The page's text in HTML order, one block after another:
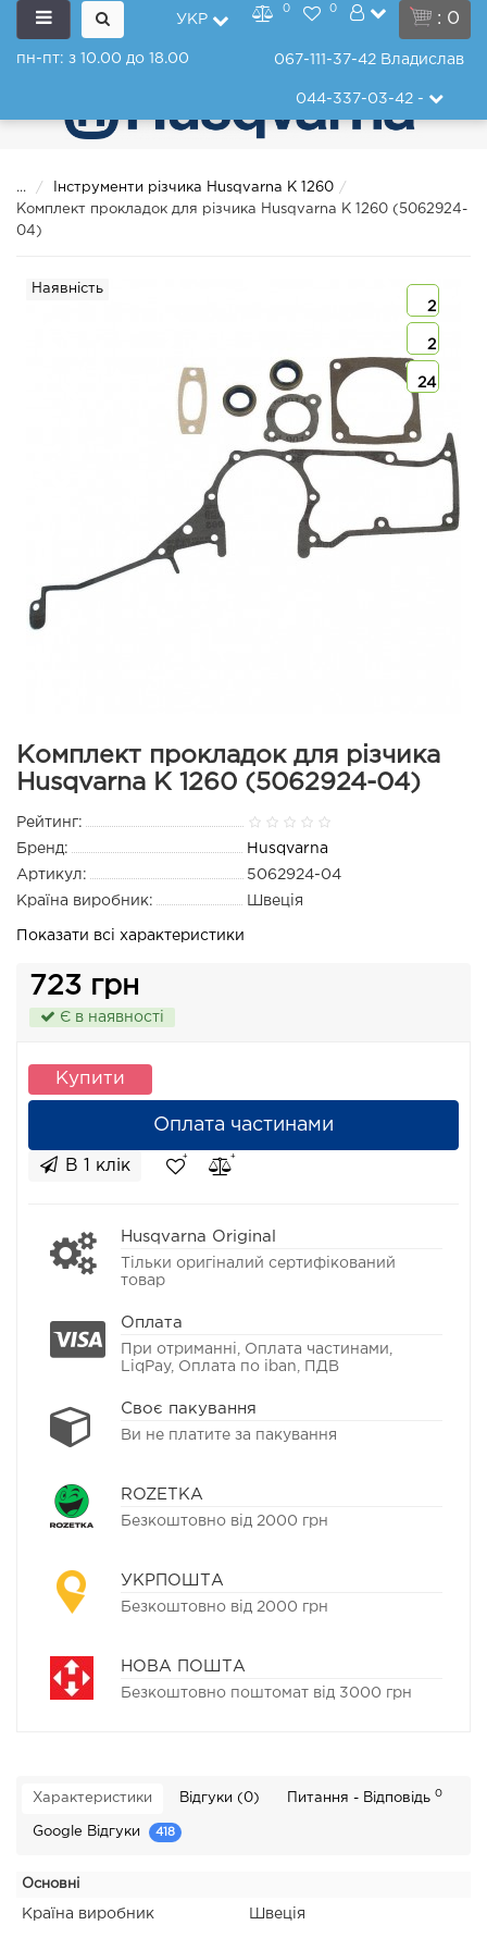
: 0
УКР
0 0
пн-пт: з 10.00 до 18.00 067-111-37-42 Владислав
044-337-03-42-
...
Інструменти різчика Husqvarna K 1260
Комплект прокладок для різчика Husqvarna K 1260 (5062924-
04)
2
2
24
Наявність
Комплект прокладок для різчика
Husqvarna K 1260 (5062924-04)
Рейтинг:
Бренд:
Husqvarna
Артикул:
5062924-04
Країна виробник:
Швеція
Показати всі характеристики
723 грн
Є в наявності
Купити
Оплата частинами
В 1 клік
Husqvarna Original
Тільки оригіналий сертифікований
товар
Оплата
При отриманні, Оплата частинами,
LiqPay, Оплата по iban, ПДВ
Своє пакування
Ви не платите за пакування
ROZETKA
Безкоштовно від 2000 грн
УКРПОШТА
Безкоштовно від 2000 грн
НОВА ПОШТА
Безкоштовно поштомат від 3000 грн
Характеристики Відгуки (0) Питання - Відповідь 0
Google Відгуки 418
Основні
Країна виробник Швеція